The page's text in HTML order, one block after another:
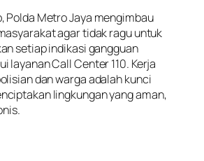
Polda Metro Jaya mengimbau
agar tidak ragu untuk
setiap indikasi gangguan
layanan Call Center 110. Kerja
dan warga adalah kunci
lingkungan yang aman,